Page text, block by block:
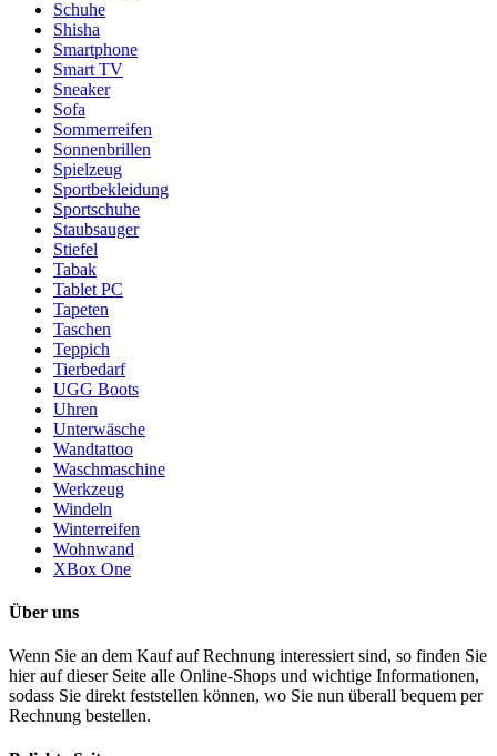
Schuhe
Shisha
Smartphone
Smart TV
Sneaker
Sofa
Sommerreifen
Sonnenbrillen
Spielzeug
Sportbekleidung
Sportschuhe
Staubsauger
Stiefel
Tabak
Tablet PC
Tapeten
Taschen
Teppich
Tierbedarf
UGG Boots
Uhren
Unterwäsche
Wandtattoo
Waschmaschine
Werkzeug
Windeln
Winterreifen
Wohnwand
XBox One
Über uns
Wenn Sie an dem Kauf auf Rechnung interessiert sind, so finden Sie
hier auf dieser Seite alle Online-Shops und wichtige Informationen,
sodass Sie direkt feststellen können, wo Sie nun überall bequem per
Rechnung bestellen.